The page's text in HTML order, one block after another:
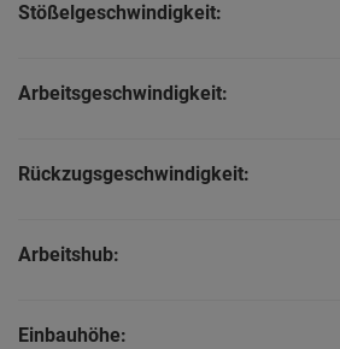
Stößelgeschwindigkeit:
Arbeitsgeschwindigkeit:
Rückzugsgeschwindigkeit:
Arbeitshub:
Einbauhöhe: